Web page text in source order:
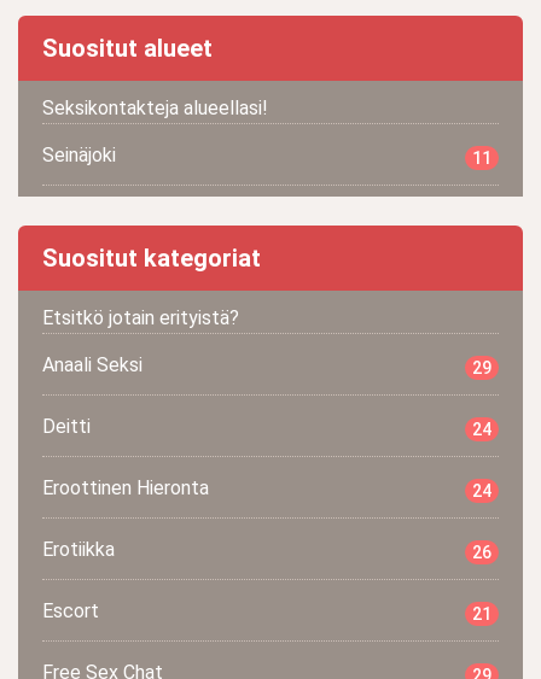
Suositut alueet
Seksikontakteja alueellasi!
Seinäjoki 11
Suositut kategoriat
Etsitkö jotain erityistä?
Anaali Seksi 29
Deitti 24
Eroottinen Hieronta 24
Erotiikka 26
Escort 21
Free Sex Chat 29